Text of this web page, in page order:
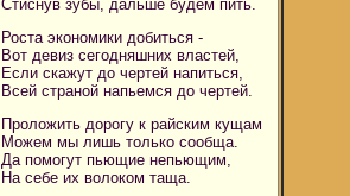
Стиснув зубы, дальше будем пить.
Роста экономики добиться -
Вот девиз сегодняшних властей,
Если скажут до чертей напиться,
Всей страной напьемся до чертей.
Проложить дорогу к райским кущам
Можем мы лишь только сообща.
Да помогут пьющие непьющим,
На себе их волоком таща.